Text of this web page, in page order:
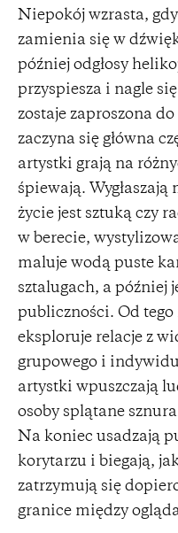
Niepokój wzrasta,
zamienia się w
później odgłosy
przyspiesza i nagle
zostaje zaproszona
zaczyna się główna
artystki grają na
śpiewają.
życie jest sztuką czy
w berecie,
maluje wodą puste
sztalugach, a później
publiczności. Od
eksploruje relacje z
grupowego i
artystki wpuszczają
osoby splątane
Na koniec usadzają
korytarzu i biegają,
zatrzymują się
granice między